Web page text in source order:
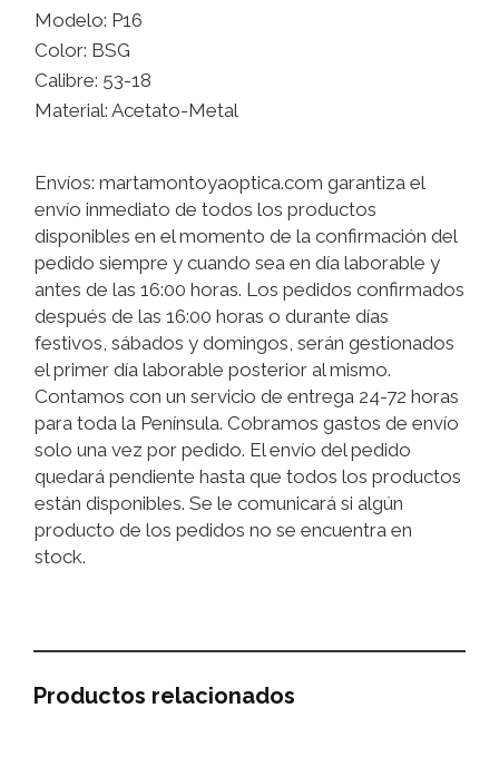
Modelo: P16
Color: BSG
Calibre: 53-18
Material: Acetato-Metal
Envíos: martamontoyaoptica.com garantiza el
envío inmediato de todos los productos
disponibles en el momento de la confirmación del
pedido siempre y cuando sea en día laborable y
antes de las 16:00 horas. Los pedidos confirmados
después de las 16:00 horas o durante días
festivos, sábados y domingos, serán gestionados
el primer día laborable posterior al mismo.
Contamos con un servicio de entrega 24-72 horas
para toda la Península. Cobramos gastos de envío
solo una vez por pedido. El envío del pedido
quedará pendiente hasta que todos los productos
están disponibles. Se le comunicará si algún
producto de los pedidos no se encuentra en
stock.
Productos relacionados